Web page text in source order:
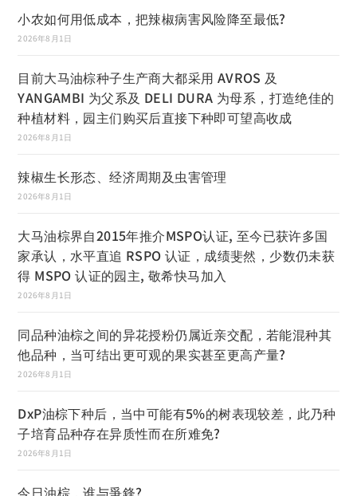
小农如何用低成本，把辣椒病害风险降至最低?
2026年8月1日
目前大马油棕种子生产商大都采用 AVROS 及
YANGAMBI 为父系及 DELI DURA 为母系，打造绝佳的
种植材料，园主们购买后直接下种即可望高收成
2026年8月1日
辣椒生长形态、经济周期及虫害管理
2026年8月1日
大马油棕界自2015年推介MSPO认证, 至今已获许多国
家承认，水平直追 RSPO 认证，成绩斐然，少数仍未获
得 MSPO 认证的园主, 敬希快马加入
2026年8月1日
同品种油棕之间的异花授粉仍属近亲交配，若能混种其
他品种，当可结出更可观的果实甚至更高产量?
2026年8月1日
DxP油棕下种后，当中可能有5%的树表现较差，此乃种
子培育品种存在异质性而在所难免?
2026年8月1日